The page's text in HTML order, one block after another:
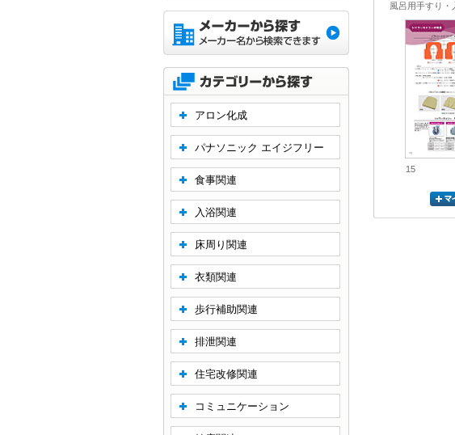
風呂用手すり・
15
アロン化成
パナソニック エイジフリー
食事関連
入浴関連
床周り関連
衣類関連
歩行補助関連
排泄関連
住宅改修関連
コミュニケーション